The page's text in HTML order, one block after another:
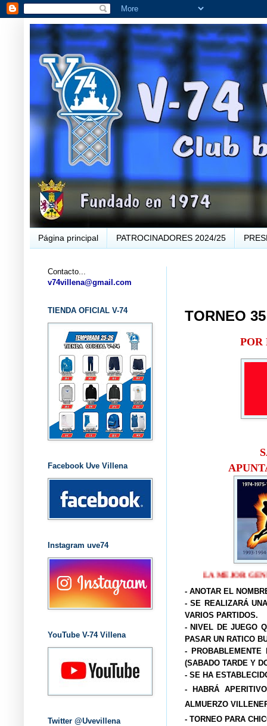
Página principal PATROCINADORES 2024/25
TORNEO
POR
LA MEJOR
- ANOTAR EL
- SE REALIZARÁ
VARIOS PARTIDOS.
- NIVEL DE JUEGO
PASAR UN RATICO
-
(SABADO TARDE Y
- SE HA
- HABRÁ
ALMUERZO
- TORNEO PARA
Contacto...
v74villena@gmail.com
TIENDA OFICIAL V-74
Facebook Uve Villena
Instagram uve74
YouTube V-74 Villena
Twitter @Uvevillena